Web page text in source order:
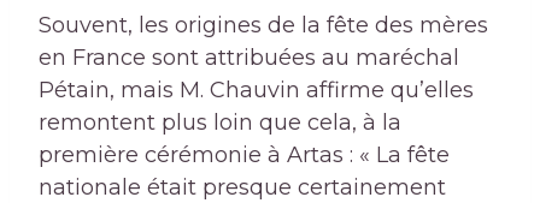
Souvent, les origines de la fête des mères
en France sont attribuées au maréchal
Pétain, mais M. Chauvin affirme qu’elles
remontent plus loin que cela, à la
première cérémonie à Artas : « La fête
nationale était presque certainement